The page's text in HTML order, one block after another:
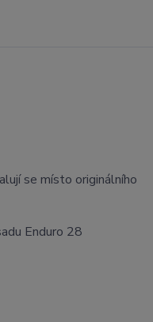
se místo originálního
Enduro 28